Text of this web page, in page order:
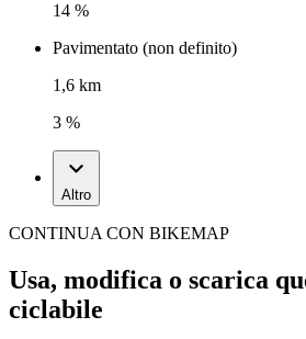
14 %
Pavimentato (non definito)
1,6 km
3 %
Altro
CONTINUA CON BIKEMAP
Usa, modifica o scarica
ciclabile